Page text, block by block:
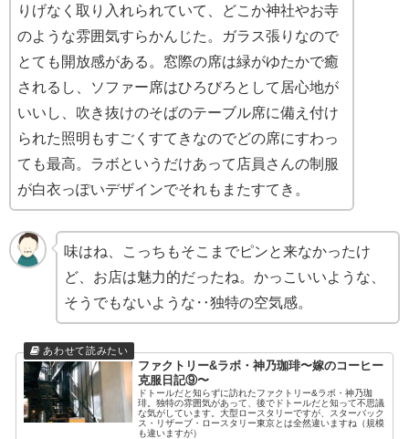
りげなく取り入れられていて、どこか神社やお寺
のような雰囲気すらかんじた。ガラス張りなので
とても開放感がある。窓際の席は緑がゆたかで癒
されるし、ソファー席はひろびろとして居心地が
いいし、吹き抜けのそばのテーブル席に備え付け
られた照明もすごくすてきなのでどの席にすわっ
ても最高。ラボというだけあって店員さんの制服
が白衣っぽいデザインでそれもまたすてき。
味はね、こっちもそこまでピンと来なかったけ
ど、お店は魅力的だったね。かっこいいような、
そうでもないような‥独特の空気感。
ファクトリー&ラボ・神乃珈琲〜嫁のコーヒー
克服日記⑨〜
ドトールだと知らずに訪れたファクトリー&ラボ・神乃珈
琲。独特の雰囲気があって、後でドトールだと知って不思議
な気がしています。大型ロースタリーですが、スターバック
ス・リザーブ・ロースタリー東京とは全然違いますね（規模
も違いますが）